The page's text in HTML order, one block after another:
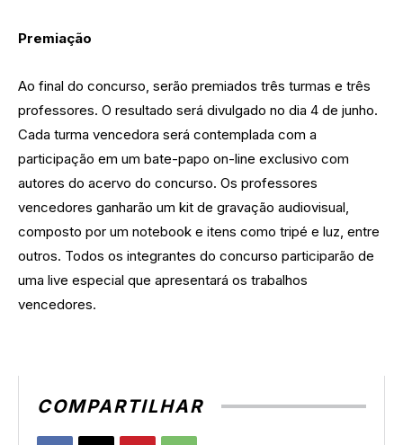
Premiação
Ao final do concurso, serão premiados três turmas e três
professores. O resultado será divulgado no dia 4 de junho.
Cada turma vencedora será contemplada com a
participação em um bate-papo on-line exclusivo com
autores do acervo do concurso. Os professores
vencedores ganharão um kit de gravação audiovisual,
composto por um notebook e itens como tripé e luz, entre
outros. Todos os integrantes do concurso participarão de
uma live especial que apresentará os trabalhos
vencedores.
COMPARTILHAR